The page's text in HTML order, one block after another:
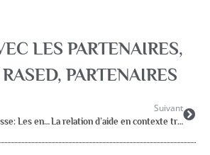
LES PARTENAIRES,
, PARTENAIRES
Communiqué de presse: Les enseignants spécialisés des RASED ne sont pas des remplaçants
Suivant
La relation d’aide en contexte transculturel